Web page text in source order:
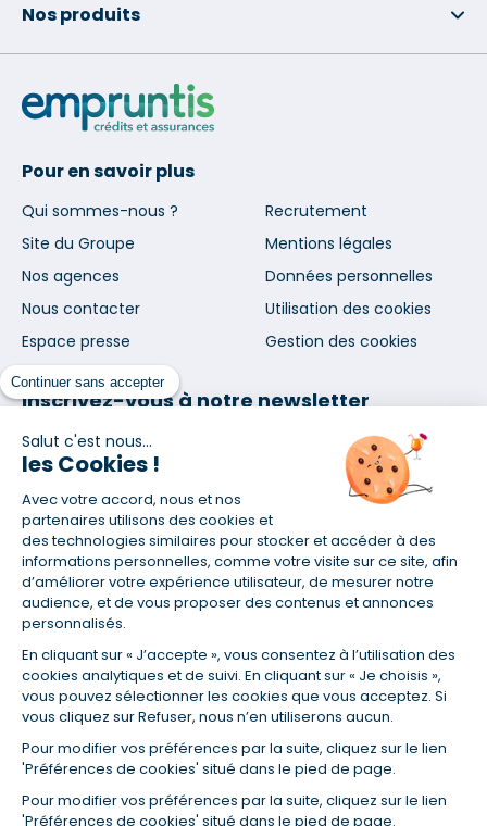
Continuer sans accepter
Salut c'est nous...
les Cookies !
Avec votre accord, nous et nos
partenaires utilisons des cookies et
des technologies similaires pour stocker et accéder à des
informations personnelles, comme votre visite sur ce site, afin
d’améliorer votre expérience utilisateur, de mesurer notre
audience, et de vous proposer des contenus et annonces
personnalisés.
En cliquant sur « J’accepte », vous consentez à l’utilisation des
cookies analytiques et de suivi. En cliquant sur « Je choisis »,
vous pouvez sélectionner les cookies que vous acceptez. Si
vous cliquez sur Refuser, nous n’en utiliserons aucun.
Pour modifier vos préférences par la suite, cliquez sur le lien
'Préférences de cookies' situé dans le pied de page.
Pour modifier vos préférences par la suite, cliquez sur le lien
'Préférences de cookies' situé dans le pied de page.
Nos produits
Pour en savoir plus
Qui sommes-nous ?
Site du Groupe
Nos agences
Nous contacter
Espace presse
Recrutement
Mentions légales
Données personnelles
Utilisation des cookies
Gestion des cookies
Inscrivez-vous à notre newsletter
et nos communications
En vous abonnant, vous acceptez nos conditions d'utilisation
et notre politique de données personnelles. Vous pourrez
vous désabonner à tout moment depuis le lien présent dans
Certifié ISO 9001
Retrouvez-nous sur les réseaux